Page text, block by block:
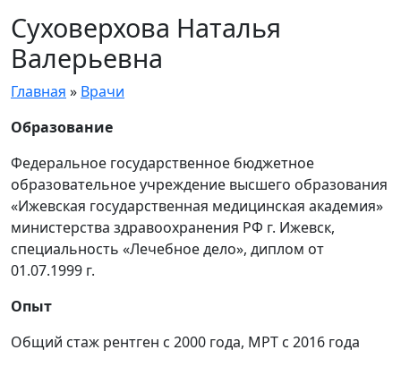
Суховерхова Наталья
Валерьевна
Главная » Врачи
Образование
Федеральное государственное бюджетное
образовательное учреждение высшего образования
«Ижевская государственная медицинская академия»
министерства здравоохранения РФ г. Ижевск,
специальность «Лечебное дело», диплом от
01.07.1999 г.
Опыт
Общий стаж рентген с 2000 года, МРТ с 2016 года